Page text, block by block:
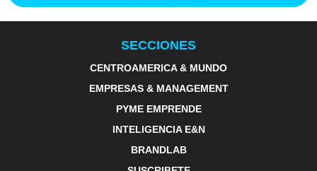
SECCIONES
CENTROAMERICA & MUNDO
EMPRESAS & MANAGEMENT
PYME EMPRENDE
INTELIGENCIA E&N
BRANDLAB